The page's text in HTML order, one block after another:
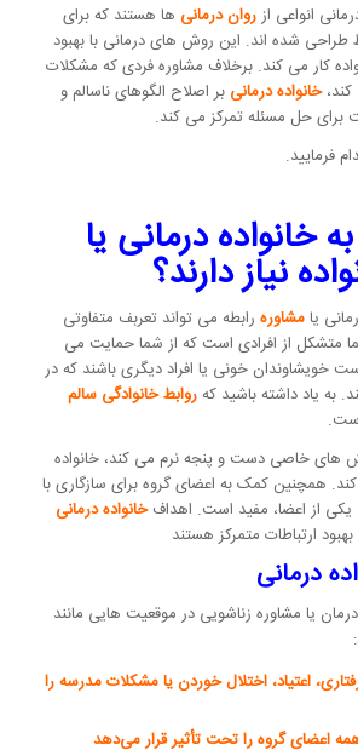
انواعی ازروان درمانی ها هستند که برای
شده اند. این روش های درمانی با بهبود
کار می کند. برخلاف مشاوره فردی که مشکلات
خانواده درمانی بر اصلاح الگوهای ناسالم و
برای حل مسئله تمرکز می کند.
فرمایید.
خانواده درمانی یا
نیاز دارند؟
یامشاورهرابطه می تواند تعربف متفاوتی
متشکل از افرادی است که از شما حمایت می
خویشاوندان خونی یا افراد دیگری باشند که در
به یاد داشته باشید کهروابط خانوادگی سالم
های خاصی دست و پنجه نرم می کند، خانواده
همچنین کمک به اعضای گروه برای سازگاری با
از اعضا، مفید است. اهدافخانواده درمانی
ارتباطات متمرکز هستند
درمانی
یا مشاوره زناشویی در موقعیت هایی مانند
اعتیاد، اختلال خوردن یا مشکلات مدرسه را
اعضای گروه را تحت تأثیر قرار می‌دهد